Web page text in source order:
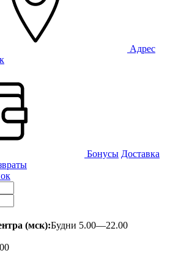
Адрес
Бонусы Доставка
(мск):Будни 5.00—22.00